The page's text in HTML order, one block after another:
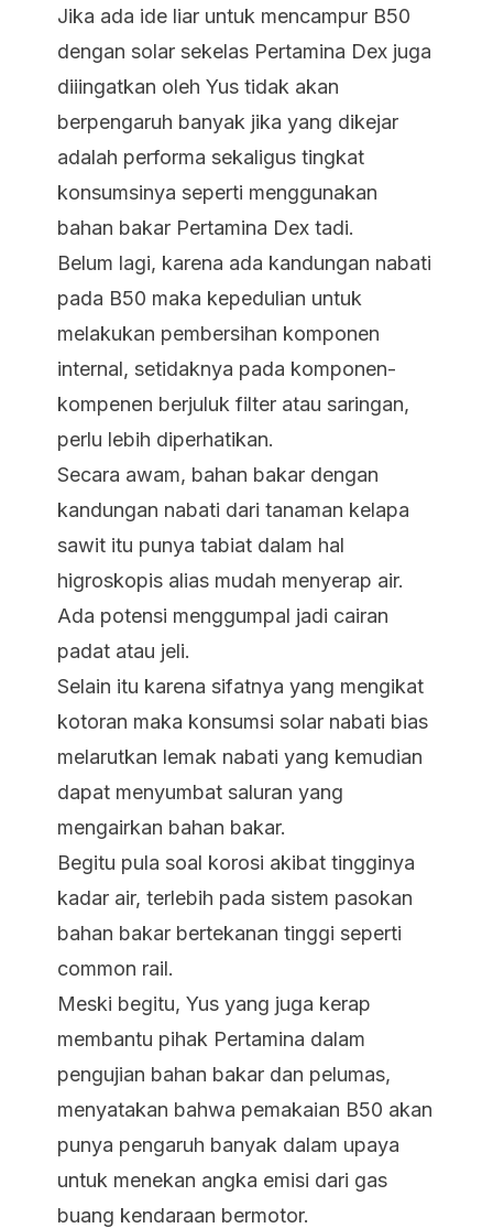
Jika ada ide liar untuk mencampur B50
dengan solar sekelas Pertamina Dex juga
diiingatkan oleh Yus tidak akan
berpengaruh banyak jika yang dikejar
adalah performa sekaligus tingkat
konsumsinya seperti menggunakan
bahan bakar Pertamina Dex tadi.
Belum lagi, karena ada kandungan nabati
pada B50 maka kepedulian untuk
melakukan pembersihan komponen
internal, setidaknya pada komponen-
kompenen berjuluk filter atau saringan,
perlu lebih diperhatikan.
Secara awam, bahan bakar dengan
kandungan nabati dari tanaman kelapa
sawit itu punya tabiat dalam hal
higroskopis alias mudah menyerap air.
Ada potensi menggumpal jadi cairan
padat atau jeli.
Selain itu karena sifatnya yang mengikat
kotoran maka konsumsi solar nabati bias
melarutkan lemak nabati yang kemudian
dapat menyumbat saluran yang
mengairkan bahan bakar.
Begitu pula soal korosi akibat tingginya
kadar air, terlebih pada sistem pasokan
bahan bakar bertekanan tinggi seperti
common rail.
Meski begitu, Yus yang juga kerap
membantu pihak Pertamina dalam
pengujian bahan bakar dan pelumas,
menyatakan bahwa pemakaian B50 akan
punya pengaruh banyak dalam upaya
untuk menekan angka emisi dari gas
buang kendaraan bermotor.